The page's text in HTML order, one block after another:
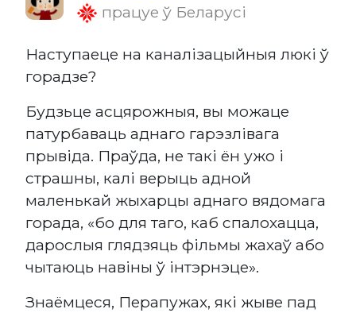
працуе ў Беларусі
Наступаеце на каналізацыйныя люкі ў
горадзе?
Будзьце асцярожныя, вы можаце
патурбаваць аднаго гарэзлівага
прывіда. Праўда, не такі ён ужо і
страшны, калі верыць адной
маленькай жыхарцы аднаго вядомага
горада, «бо для таго, каб спалохацца,
дарослыя глядзяць фільмы жахаў або
чытаюць навіны ў інтэрнэце».
Знаёмцеся, Перапужах, які жыве пад